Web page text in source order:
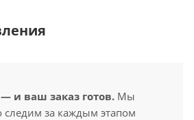
и ваш заказ готов. Мы
следим за каждым этапом